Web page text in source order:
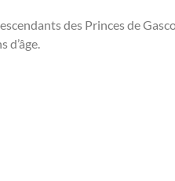
des Princes de
d’âge.